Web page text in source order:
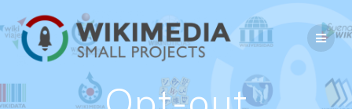
al
contenido